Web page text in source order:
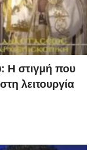
Η στιγμή που
λειτουργία